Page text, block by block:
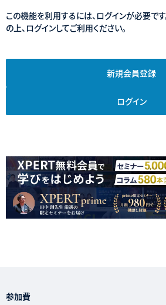
参加費
この機能を利用するには、ログインが必要で
の上、ログインしてご利用ください。
新規会員登録
ログイン